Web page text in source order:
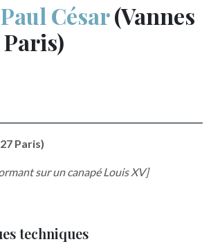
César(Vannes
Paris)
Paris)
sur un canapé Louis XV]
techniques